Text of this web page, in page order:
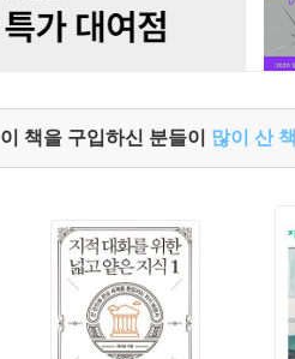
이 책을 구입하신 분들이 많이 산 책